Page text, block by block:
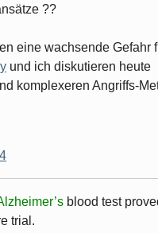
??
eine wachsende Gefahr
und ich diskutieren heute
komplexeren Angriffs-
blood test
trial.